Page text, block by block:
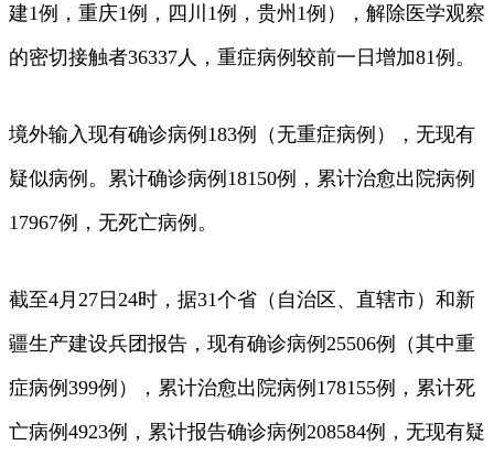
建1例，重庆1例，四川1例，贵州1例），解除医学观察
的密切接触者36337人，重症病例较前一日增加81例。
境外输入现有确诊病例183例（无重症病例），无现有
疑似病例。累计确诊病例18150例，累计治愈出院病例
17967例，无死亡病例。
截至4月27日24时，据31个省（自治区、直辖市）和新
疆生产建设兵团报告，现有确诊病例25506例（其中重
症病例399例），累计治愈出院病例178155例，累计死
亡病例4923例，累计报告确诊病例208584例，无现有疑